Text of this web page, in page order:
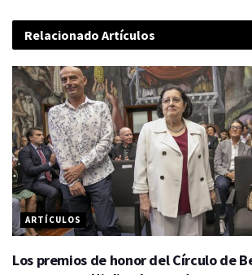
Relacionado Artículos
ARTÍCULOS
Los premios de honor del Círculo de